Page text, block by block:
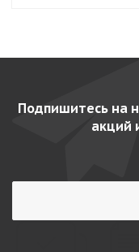
Подпишитесь на
акций